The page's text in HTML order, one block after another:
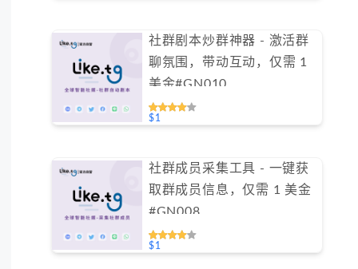
社群剧本炒群神器 - 激活群
聊氛围，带动互动，仅需 1
美金#GN010
$1
社群成员采集工具 - 一键获
取群成员信息，仅需 1 美金
#GN008
$1